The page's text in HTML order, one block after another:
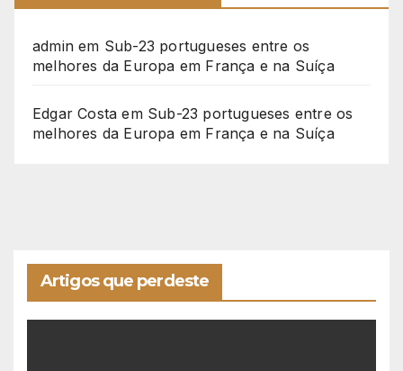
admin em Sub-23 portugueses entre os
melhores da Europa em França e na Suíça
Edgar Costa em Sub-23 portugueses entre os
melhores da Europa em França e na Suíça
Artigos que perdeste